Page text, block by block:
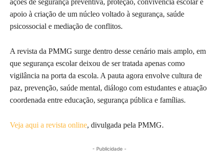
ações de segurança preventiva, proteção, convivência escolar e
apoio à criação de um núcleo voltado à segurança, saúde
psicossocial e mediação de conflitos.
A revista da PMMG surge dentro desse cenário mais amplo, em
que segurança escolar deixou de ser tratada apenas como
vigilância na porta da escola. A pauta agora envolve cultura de
paz, prevenção, saúde mental, diálogo com estudantes e atuação
coordenada entre educação, segurança pública e famílias.
Veja aqui a revista online, divulgada pela PMMG.
- Publicidade -